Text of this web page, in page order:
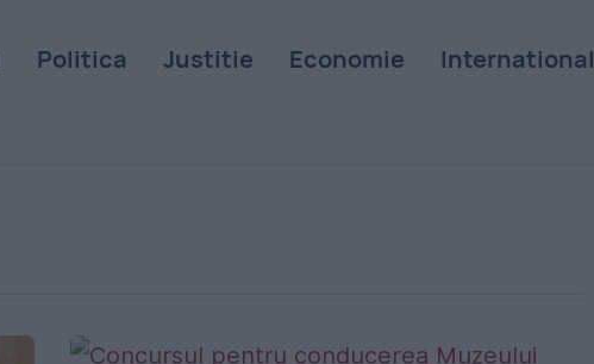
Politica Justitie Economie International